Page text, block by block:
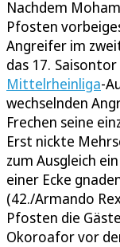
Nachdem
Pfosten
Angreifer im
das 17.
Mittelrheinliga-
wechselnden
Frechen seine
Erst nickte
zum Ausgleich
einer Ecke
(42./Armando
Pfosten die
Okoroafor vor